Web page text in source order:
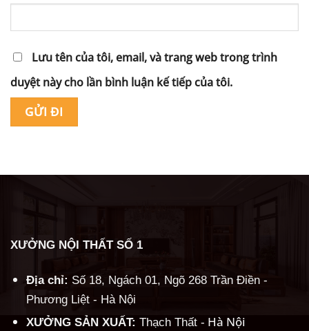
Lưu tên của tôi, email, và trang web trong trình
duyệt này cho lần bình luận kế tiếp của tôi.
XƯỞNG NỘI THẤT SỐ 1
Địa chỉ: Số 18, Ngách 01, Ngõ 268 Trần Điền -
Phương Liệt - Hà Nội
XƯỞNG SẢN XUẤT: Thạch Thất - Hà Nội